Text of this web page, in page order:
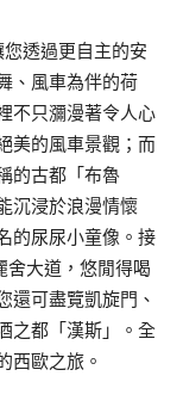
透過更自主的安
、風車為伴的荷
不只瀰漫著令人心
美的風車景觀；而
的古都「布魯
沉浸於浪漫情懷
的尿尿小童像。接
舍大道，悠閒得喝
還可盡覽凱旋門、
之都「漢斯」。全
西歐之旅。